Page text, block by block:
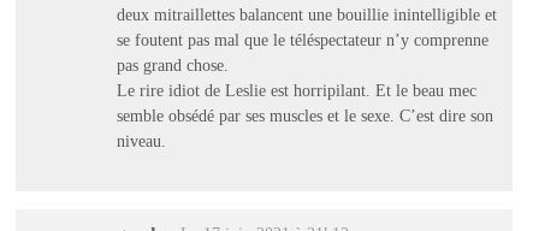
deux mitraillettes balancent une bouillie inintelligible et
se foutent pas mal que le téléspectateur n’y comprenne
pas grand chose.
Le rire idiot de Leslie est horripilant. Et le beau mec
semble obsédé par ses muscles et le sexe. C’est dire son
niveau.